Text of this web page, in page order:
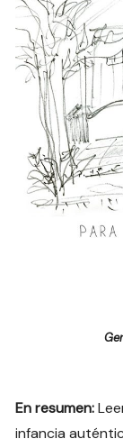
En resumen:
infancia